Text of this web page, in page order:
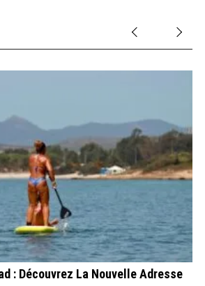
: Découvrez La Nouvelle Adresse